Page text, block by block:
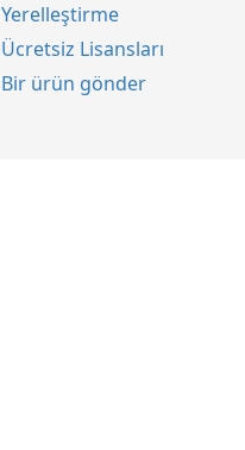
Yerelleştirme
Ücretsiz Lisansları
Bir ürün gönder